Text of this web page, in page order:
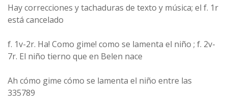
Hay correcciones y tachaduras de texto y música; el f. 1r
está cancelado
f. 1v-2r. Ha! Como gime! como se lamenta el niño ; f. 2v-
7r. El niño tierno que en Belen nace
Ah cómo gime cómo se lamenta el niño entre las
335789